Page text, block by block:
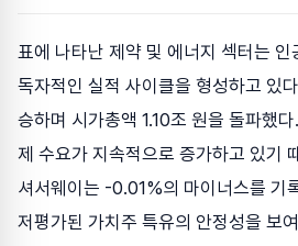
표에 나타난 제약 및 에너지 섹터는
독자적인 실적 사이클을 형성하고 있
승하며 시가총액 1.10조 원을 돌파했
제 수요가 지속적으로 증가하고 있기
셔서웨이는 -0.01%의 마이너스를 기
저평가된 가치주 특유의 안정성을 보